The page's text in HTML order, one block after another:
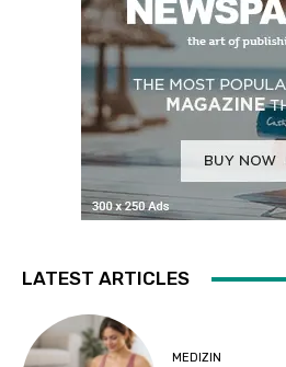
LATEST ARTICLES
MEDIZIN